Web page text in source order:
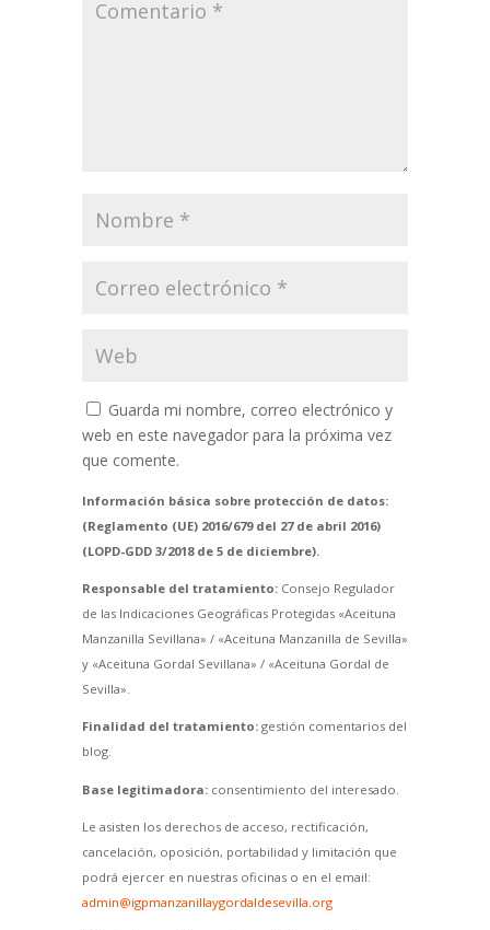
Guarda mi nombre, correo electrónico y
web en este navegador para la próxima vez
que comente.
Información básica sobre protección de datos:
(Reglamento (UE) 2016/679 del 27 de abril 2016)
(LOPD-GDD 3/2018 de 5 de diciembre).
Responsable del tratamiento:Consejo Regulador
de las Indicaciones Geográficas Protegidas «Aceituna
Manzanilla Sevillana» / «Aceituna Manzanilla de Sevilla»
y «Aceituna Gordal Sevillana» / «Aceituna Gordal de
Sevilla».
Finalidad del tratamiento:gestión comentarios del
blog.
Base legitimadora:consentimiento del interesado.
Le asisten los derechos de acceso, rectificación,
cancelación, oposición, portabilidad y limitación que
podrá ejercer en nuestras oficinas o en el email:
admin@igpmanzanillaygordaldesevilla.org